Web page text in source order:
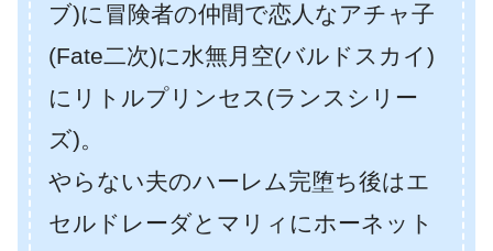
ブ)に冒険者の仲間で恋人なアチャ子
(Fate二次)に水無月空(バルドスカイ)
にリトルプリンセス(ランスシリー
ズ)。
やらない夫のハーレム完堕ち後はエ
セルドレーダとマリィにホーネット